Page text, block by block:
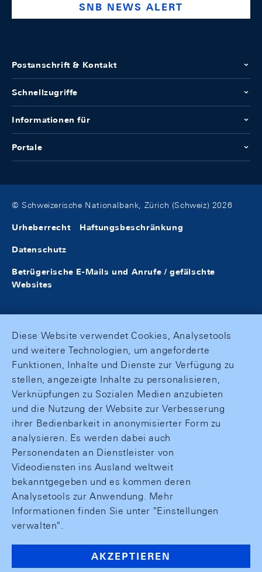
SNB NEWS ALERT
Postanschrift & Kontakt
Schnellzugriffe
Informationen für
Portale
© Schweizerische Nationalbank, Zürich (Schweiz) 2026
Urheberrecht Haftungsbeschränkung
Datenschutz
Betrügerische E-Mails und Anrufe / gefälschte
Websites
Diese Website verwendet Cookies, Analysetools
und weitere Technologien, um angeforderte
Funktionen, Inhalte und Dienste zur Verfügung zu
stellen, angezeigte Inhalte zu personalisieren,
Verknüpfungen zu Sozialen Medien anzubieten
und die Nutzung der Website zur Verbesserung
ihrer Bedienbarkeit in anonymisierter Form zu
analysieren. Es werden dabei auch
Personendaten an Dienstleister von
Videodiensten ins Ausland weltweit
bekanntgegeben und es kommen deren
Analysetools zur Anwendung. Mehr
Informationen finden Sie unter "Einstellungen
verwalten".
AKZEPTIEREN